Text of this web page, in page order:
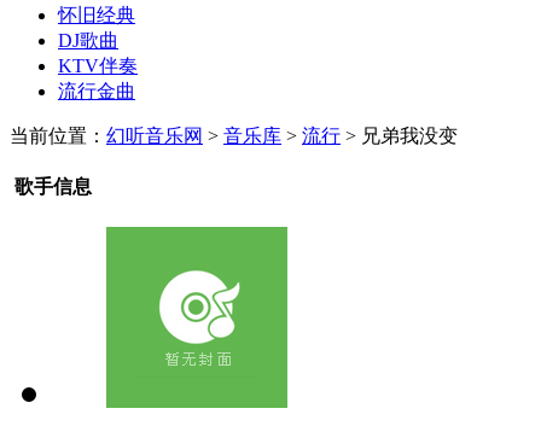
怀旧经典
DJ歌曲
KTV伴奏
流行金曲
当前位置： 幻听音乐网 > 音乐库 > 流行 > 兄弟我没变
歌手信息